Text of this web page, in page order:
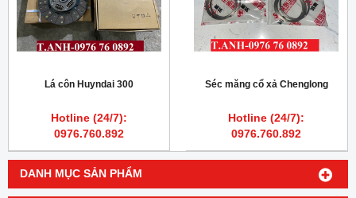
DANH MỤC SẢN PHẨM
Lá côn Huyndai 300
Hotline (24/7):
0976.760.892
Séc măng cổ xả Chenglong
Hotline (24/7):
0976.760.892